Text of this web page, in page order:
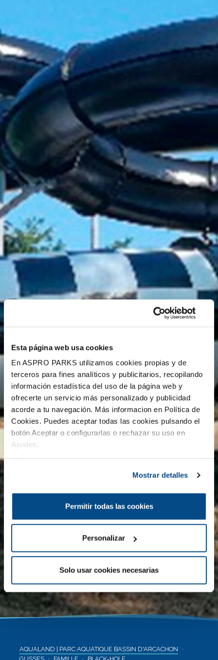
Esta página web usa cookies
En ASPRO PARKS utilizamos cookies propias y de
terceros para fines analíticos y publicitarios, recopilando
información estadística del uso de la página web y
ofrecerte un servicio más personalizado y publicidad
acorde a tu navegación. Más informacion en Política de
Cookies. Puedes aceptar todas las cookies pulsando el
botón Aceptar o configurarlas o rechazar su uso en
Ajustes.
Mostrar detalles
Permitir todas las cookies
Personalizar
Solo usar cookies necesarias
AQUALAND | PARC AQUATIQUE BASSIN D'ARCACHON